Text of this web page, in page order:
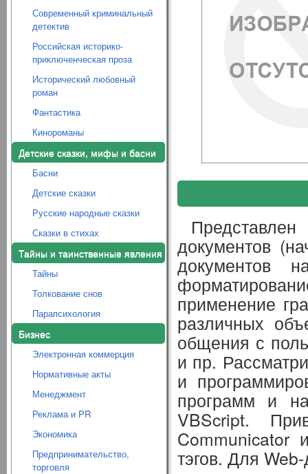
Современный криминальный
детектив
Российская историко-
приключенческая проза
Исторический любовный
роман
Фантастика
Кинороманы
Детские сказки, мифы и басни
Басни
Детские сказки
Русские народные сказки
Сказки в стихах
Тайны и таинственные явления
Тайны
Толкование снов
Парапсихология
Бизнес
Электронная коммерция
Нормативные акты
Менеджмент
Реклама и PR
Экономика
Предпринимательство,
торговля
документов
документов
применение
различных
общения с
и пр.
и
программ и
VBScript.
Communicator
тэгов. Для